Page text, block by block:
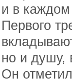
и в
Первого
но и душу,
Он